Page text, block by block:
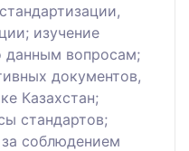
изучение
данным вопросам;
документов,
Казахстан;
стандартов;
соблюдением